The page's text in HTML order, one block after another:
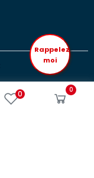
0 0
Rappelez
moi